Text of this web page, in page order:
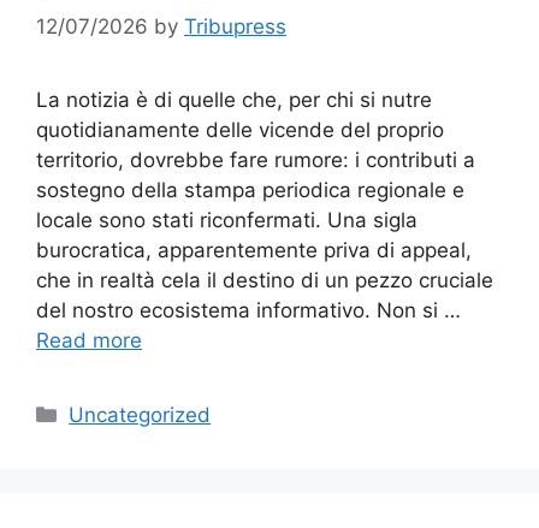
12/07/2026 by Tribupress
La notizia è di quelle che, per chi si nutre
quotidianamente delle vicende del proprio
territorio, dovrebbe fare rumore: i contributi a
sostegno della stampa periodica regionale e
locale sono stati riconfermati. Una sigla
burocratica, apparentemente priva di appeal,
che in realtà cela il destino di un pezzo cruciale
del nostro ecosistema informativo. Non si …
Read more
Categories
Uncategorized